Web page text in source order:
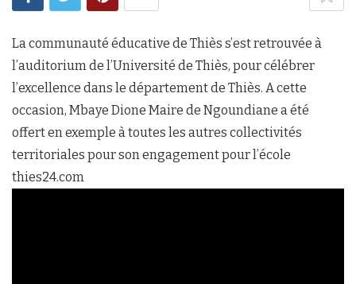
La communauté éducative de Thiès s’est retrouvée à
l’auditorium de l’Université de Thiès, pour célébrer
l’excellence dans le département de Thiès. A cette
occasion, Mbaye Dione Maire de Ngoundiane a été
offert en exemple à toutes les autres collectivités
territoriales pour son engagement pour l’école
thies24.com